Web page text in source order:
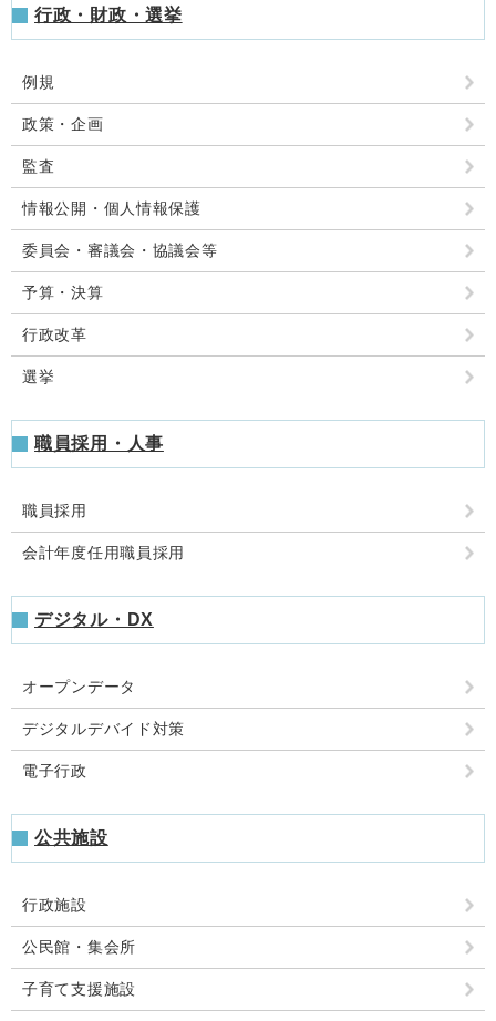
行政・財政・選挙
例規
政策・企画
監査
情報公開・個人情報保護
委員会・審議会・協議会等
予算・決算
行政改革
選挙
職員採用・人事
職員採用
会計年度任用職員採用
デジタル・DX
オープンデータ
デジタルデバイド対策
電子行政
公共施設
行政施設
公民館・集会所
子育て支援施設